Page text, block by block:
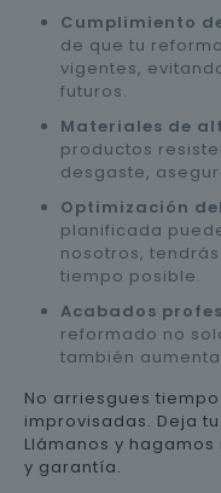
Cumplimiento
de que tu
vigentes,
futuros.
Materiales de
productos
desgaste,
Optimización
planificada
nosotros,
tiempo posible.
Acabados
reformado no
también
No arriesgues
improvisadas. Deja
Llámanos y
y garantía.